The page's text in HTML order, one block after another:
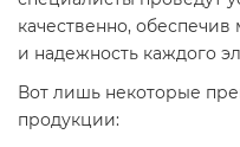
качественно,
и надежность каждого
Вот лишь некоторые
продукции: